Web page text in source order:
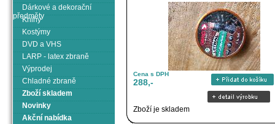
Cena s DPH
288,-
Zboží je skladem
Dárkové a dekorační
předměty
Knihy
Kostýmy
DVD a VHS
LARP - latex zbraně
Výprodej
Chladné zbraně
Zboží skladem
Novinky
Akční nabídka